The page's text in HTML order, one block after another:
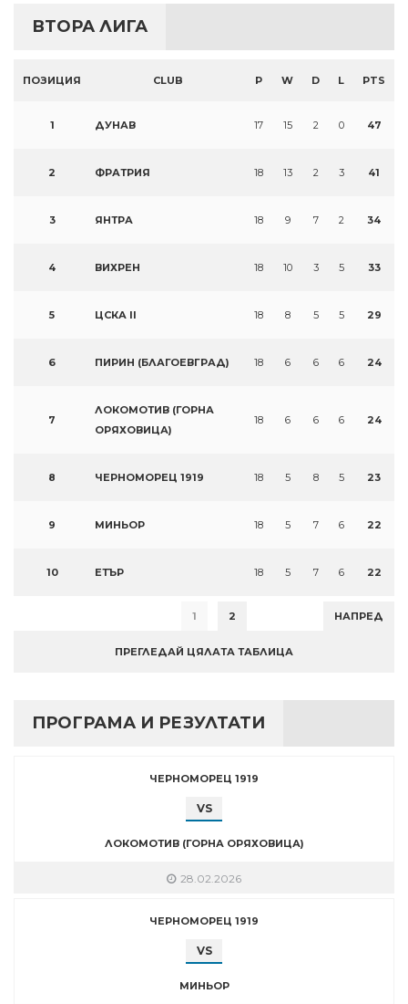
ВТОРА ЛИГА
ПОЗИЦИЯ CLUB P W D L PTS
1 ДУНАВ 17 15 2 0 47
2 ФРАТРИЯ 18 13 2 3 41
3 ЯНТРА 18 9 7 2 34
4 ВИХРЕН 18 10 3 5 33
5 ЦСКА II 18 8 5 5 29
6 ПИРИН (БЛАГОЕВГРАД) 18 6 6 6 24
7
ЛОКОМОТИВ (ГОРНА
ОРЯХОВИЦА)
18 6 6 6 24
8 ЧЕРНОМОРЕЦ 1919 18 5 8 5 23
9 МИНЬОР 18 5 7 6 22
10 ЕТЪР 18 5 7 6 22
1 2 НАПРЕД
ПРЕГЛЕДАЙ ЦЯЛАТА ТАБЛИЦА
ПРОГРАМА И РЕЗУЛТАТИ
ЧЕРНОМОРЕЦ 1919
VS
ЛОКОМОТИВ (ГОРНА ОРЯХОВИЦА)
28.02.2026
ЧЕРНОМОРЕЦ 1919
VS
МИНЬОР